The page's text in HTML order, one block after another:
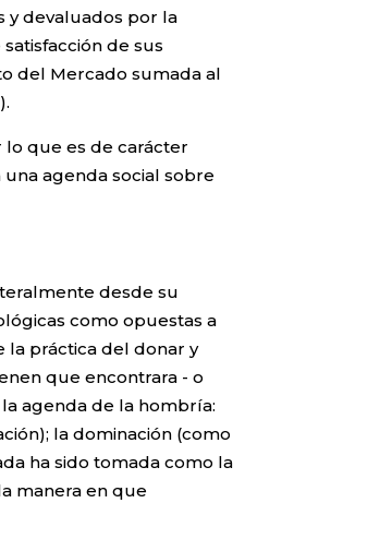
y devaluados por la
de sus
del Mercado sumada al
lo que es de carácter
agenda social sobre
desde su
como opuestas a
la práctica del donar y
que encontrara - o
agenda de la hombría:
la dominación (como
ha sido tomada como la
manera en que